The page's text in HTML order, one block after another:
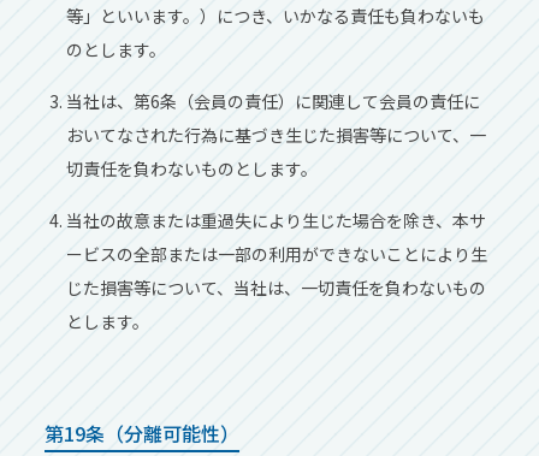
等」といいます。）につき、いかなる責任も負わないも
のとします。
当社は、第6条（会員の責任）に関連して会員の責任に
おいてなされた⾏為に基づき⽣じた損害等について、⼀
切責任を負わないものとします。
当社の故意または重過失により⽣じた場合を除き、本サ
ービスの全部または⼀部の利⽤ができないことにより⽣
じた損害等について、当社は、⼀切責任を負わないもの
とします。
第19条（分離可能性）